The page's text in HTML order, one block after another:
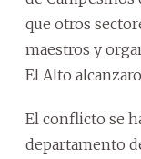
que otros
maestros y
El Alto
El conflicto se
departamento